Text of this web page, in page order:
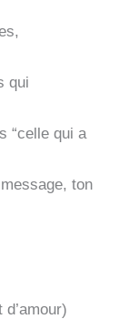
qui
“celle qui a
ton